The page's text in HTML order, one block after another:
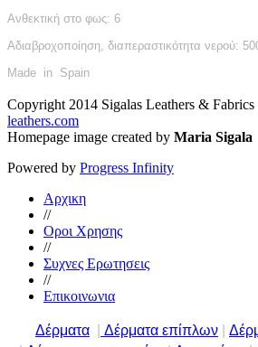
Ανθεκτική στο φως: 6
Aδιαβροχοποίηση, διαπεραστικότητα νερού:
Made in Spain
Copyright 2014 Sigalas Leathers &
leathers.com
Homepage image created by Maria Sigala
Powered by Progress Infinity
Αρχικη
//
Οροι Χρησης
//
Συχνες Ερωτησεις
//
Επικοινωνια
Δέρματα Δέρματα επίπλων